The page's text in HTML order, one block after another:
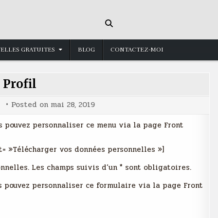
GRATUITES BLOG CONTACTEZ-MOI
Profil
Posted on mai 28, 2019
pouvez personnaliser ce menu via la page Front
vos données personnelles »]
Les champs suivis d’un * sont obligatoires.
personnaliser ce formulaire via la page Front